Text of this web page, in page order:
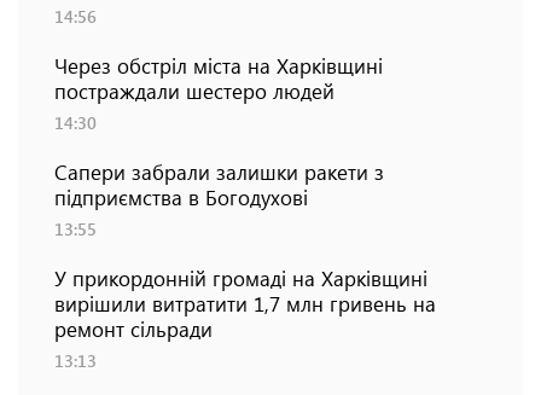
14:56
Через обстріл міста на Харківщині
постраждали шестеро людей
14:30
Сапери забрали залишки ракети з
підприємства в Богодухові
13:55
У прикордонній громаді на Харківщині
вирішили витратити 1,7 млн гривень на
ремонт сільради
13:13